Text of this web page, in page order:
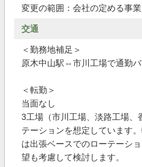
変更の範囲：会社の定める事
交通
＜勤務地補足＞
原木中山駅⇔市川工場で通勤
＜転勤＞
当面なし
3工場（市川工場、淡路工場、
テーションを想定しています
は出張ベースでのローテーシ
望も考慮して検討します。